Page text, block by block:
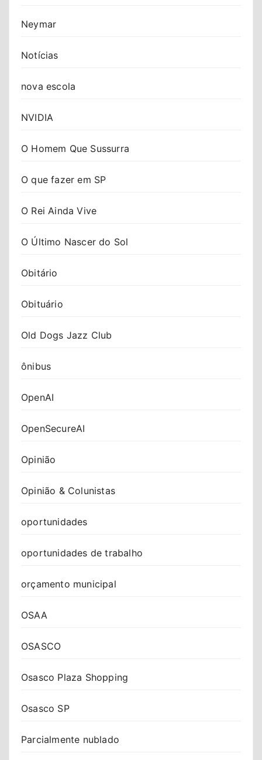
Neymar
Notícias
nova escola
NVIDIA
O Homem Que Sussurra
O que fazer em SP
O Rei Ainda Vive
O Último Nascer do Sol
Obitário
Obituário
Old Dogs Jazz Club
ônibus
OpenAI
OpenSecureAI
Opinião
Opinião & Colunistas
oportunidades
oportunidades de trabalho
orçamento municipal
OSAA
OSASCO
Osasco Plaza Shopping
Osasco SP
Parcialmente nublado